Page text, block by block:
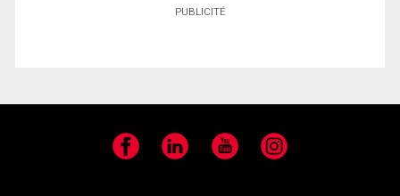
PUBLICITÉ
Facebook LinkedIn YouTube Instagram